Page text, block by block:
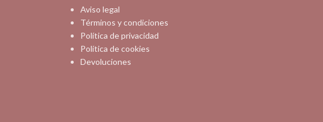
Aviso legal
Términos y condiciones
Política de privacidad
Política de cookies
Devoluciones